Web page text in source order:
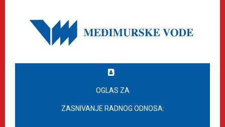
OGLAS ZA
ZASNIVANJE RADNOG ODNOSA: